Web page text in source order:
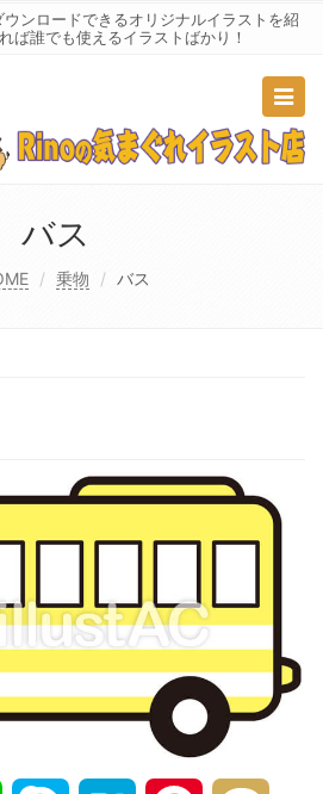
ンロードできるオリジナルイラストを紹
ば誰でも使えるイラストばかり！
バス
乗物 バス